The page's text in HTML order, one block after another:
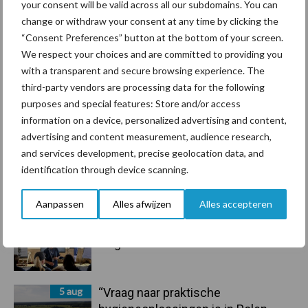
your consent will be valid across all our subdomains. You can
change or withdraw your consent at any time by clicking the
“Consent Preferences” button at the bottom of your screen.
We respect your choices and are committed to providing you
with a transparent and secure browsing experience. The
third-party vendors are processing data for the following
purposes and special features: Store and/or access
information on a device, personalized advertising and content,
advertising and content measurement, audience research,
and services development, precise geolocation data, and
identification through device scanning.
Aanpassen Alles afwijzen Alles accepteren
7 aug
Grondstoffenmarkt blijft grillig:
droogte en geopolitiek houden
handel in de greep
7 aug
De speenhuid: een vaak
onderschatte risicofactor voor
mastitis
6 aug
ForFarmers ziet volume en
marktaandeel groeien in krimpende
Nederlandse markt
5 aug
“Vraag naar praktische